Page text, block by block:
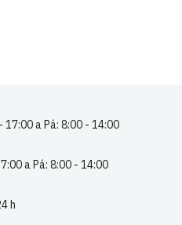
17:00 a Pá: 8:00 - 14:00
a Pá: 8:00 - 14:00
h